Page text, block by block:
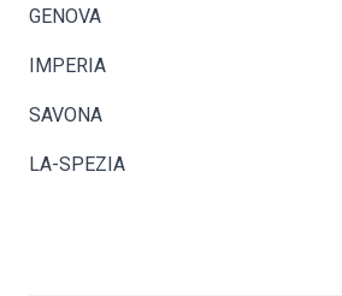
GENOVA
IMPERIA
SAVONA
LA-SPEZIA